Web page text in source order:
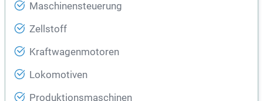
Maschinensteuerung
Zellstoff
Kraftwagenmotoren
Lokomotiven
Produktionsmaschinen